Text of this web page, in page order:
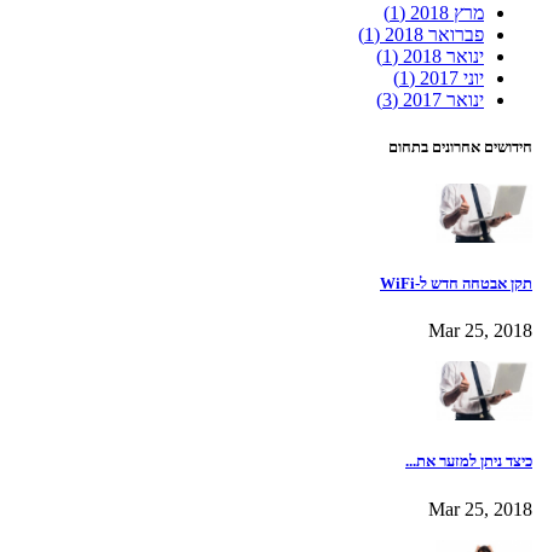
מרץ 2018
(1)
פברואר 2018
(1)
ינואר 2018
(1)
יוני 2017
(1)
ינואר 2017
(3)
חידושים אחרונים בתחום
תקן אבטחה חדש ל-WiFi
Mar 25, 2018
כיצד ניתן למזער את...
Mar 25, 2018